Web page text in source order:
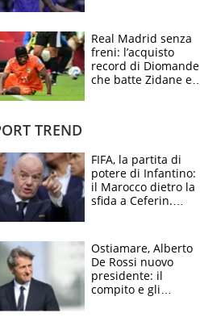
Real Madrid senza
freni: l’acquisto
record di Diomande
che batte Zidane e
TREND
FIFA, la partita di
potere di Infantino:
il Marocco dietro la
sfida a Ceferin.
squadre, l’ira di Figo
Ostiamare, Alberto
De Rossi nuovo
presidente: il
compito e gli